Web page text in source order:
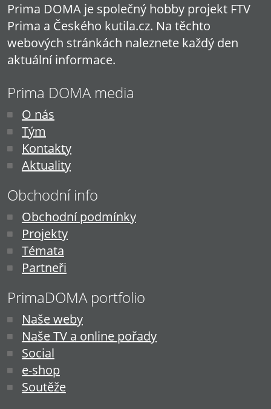
Prima DOMA je společný hobby projekt FTV
Prima a Českého kutila.cz. Na těchto
webových stránkách naleznete každý den
aktuální informace.
Prima DOMA media
O nás
Tým
Kontakty
Aktuality
Obchodní info
Obchodní podmínky
Projekty
Témata
Partneři
PrimaDOMA portfolio
Naše weby
Naše TV a online pořady
Social
e-shop
Soutěže